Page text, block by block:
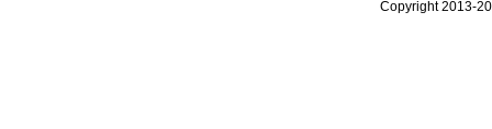
Copyright 2013-